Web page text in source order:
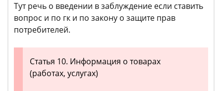
Тут речь о введении в заблуждение если ставить
вопрос и по гк и по закону о защите прав
потребителей.
Статья 10. Информация о товарах
(работах, услугах)